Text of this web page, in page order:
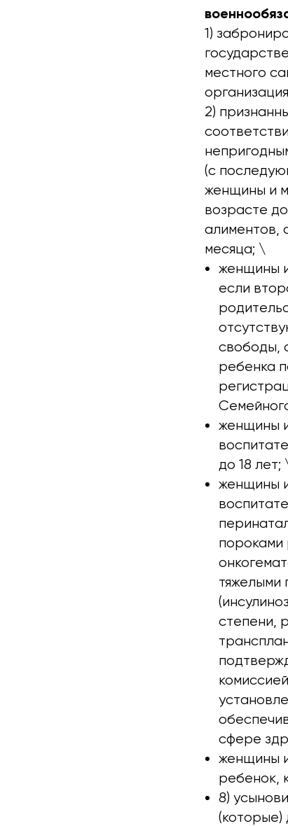
1)
местного
2)
(с
женщины и
возрасте
алиментов,
месяца; \
женщины
если
свободы,
ребенка
женщины
до 18 лет;
женщины
пороками
тяжелыми
степени,
сфере
женщины
ребенок,
8)
(которые)